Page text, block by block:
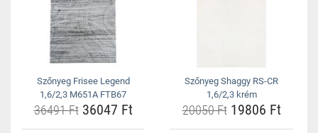
Szőnyeg Frisee Legend
1,6/2,3 M651A FTB67
36491 Ft36047 Ft
Szőnyeg Shaggy RS-CR
1,6/2,3 krém
20050 Ft19806 Ft